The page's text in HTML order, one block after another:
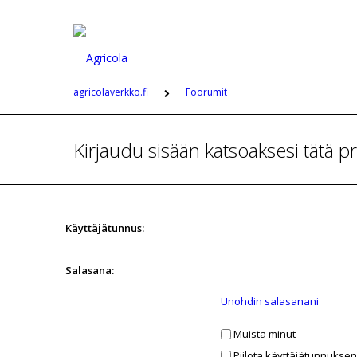
agricolaverkko.fi Foorumit
Kirjaudu sisään katsoaksesi tätä
Käyttäjätunnus:
Salasana:
Unohdin salasanani
Muista minut